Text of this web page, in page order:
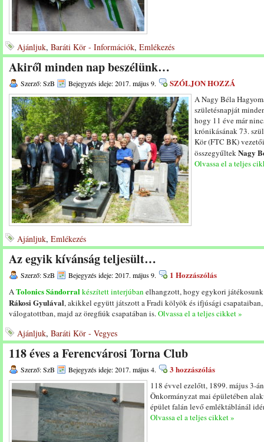
Ajánljuk, Baráti Kör - Információk, Emlékezés
Akiről minden nap beszélünk…
Szerző: SzB Bejegyzés ideje: 2017. május 9. SZÓLJON HOZZÁ
A Nagy Béla
születésnapját
hogy 11 éve már
krónikásának 73.
Kör (FTC BK)
összegyűltekNagy
Olvassa el a teljes
Ajánljuk, Emlékezés
Az egyik kívánság teljesült…
Szerző: SzB Bejegyzés ideje: 2017. május 9. 1 Hozzászólás
ATolonics Sándorralkészített interjúban elhangzott, hogy egykori
Rákosi Gyulával, akikkel együtt játszott a Fradi kölyök és ifjúsági
válogatottban, majd az öregfiúk csapatában is.Olvassa el a teljes cikket »
Ajánljuk, Baráti Kör - Vegyes
118 éves a Ferencvárosi Torna Club
Szerző: SzB Bejegyzés ideje: 2017. május 4. 3 hozzászólás
118 évvel ezelőtt, 1899. május 3-
Önkormányzat mai épületében
épület falán levő emléktáblánál
Olvassa el a teljes cikket »